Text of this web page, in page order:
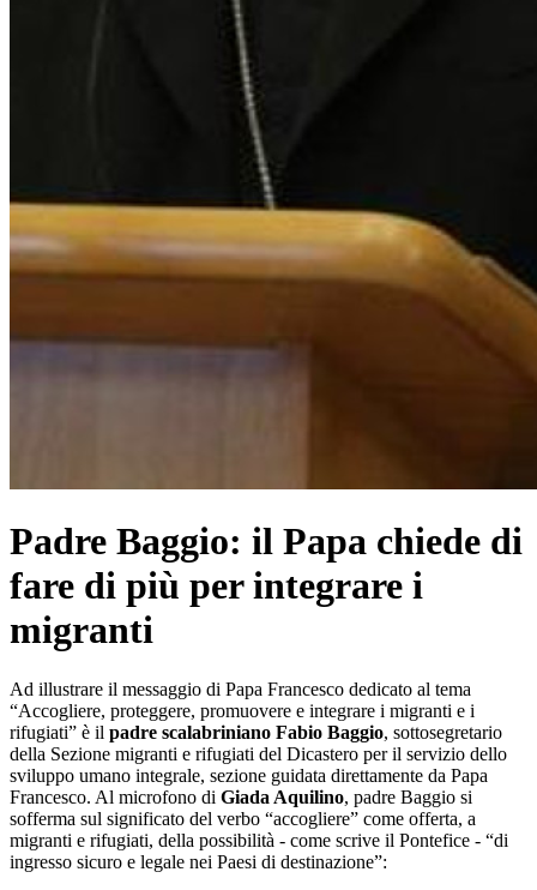
Padre Baggio: il Papa chiede di
fare di più per integrare i
migranti
Ad illustrare il messaggio di Papa Francesco dedicato al tema
“Accogliere, proteggere, promuovere e integrare i migranti e i
rifugiati” è il padre scalabriniano Fabio Baggio, sottosegretario
della Sezione migranti e rifugiati del Dicastero per il servizio dello
sviluppo umano integrale, sezione guidata direttamente da Papa
Francesco. Al microfono di Giada Aquilino, padre Baggio si
sofferma sul significato del verbo “accogliere” come offerta, a
migranti e rifugiati, della possibilità - come scrive il Pontefice - “di
ingresso sicuro e legale nei Paesi di destinazione”: